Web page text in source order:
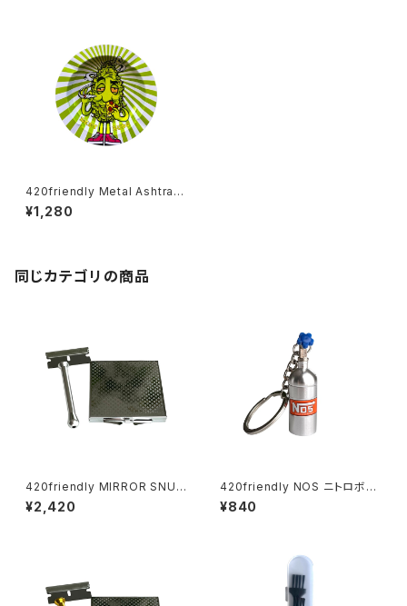
420friendly Metal Ashtray
- メタル灰皿
¥1,280
同じカテゴリの商品
420friendly MIRROR SNUF
F KIT (ミラースナッフキット)
¥2,420
420friendly NOS ニトロボン
ベ型 キーホルダー(収納ケース)
¥840